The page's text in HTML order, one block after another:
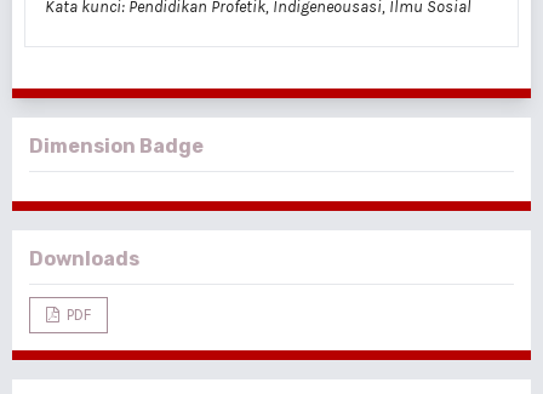
Kata kunci: Pendidikan Profetik, Indigeneousasi, Ilmu Sosial
Dimension Badge
Downloads
PDF